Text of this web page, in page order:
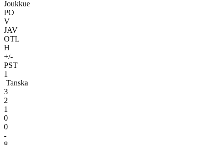
Joukkue
PO
V
JAV
OTL
H
+/-
PST
1
Tanska
3
2
1
0
0
-